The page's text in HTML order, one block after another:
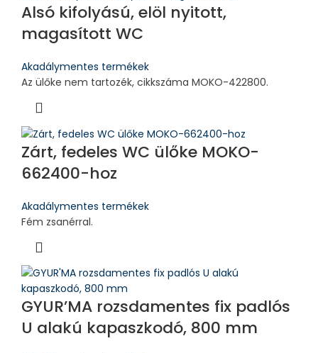
Alsó kifolyású, elöl nyitott,
magasított WC
Akadálymentes termékek
Az ülőke nem tartozék, cikkszáma MOKO-422800.
Zárt, fedeles WC ülőke MOKO-
662400-hoz
Akadálymentes termékek
Fém zsanérral.
GYUR’MA rozsdamentes fix padlós
U alakú kapaszkodó, 800 mm